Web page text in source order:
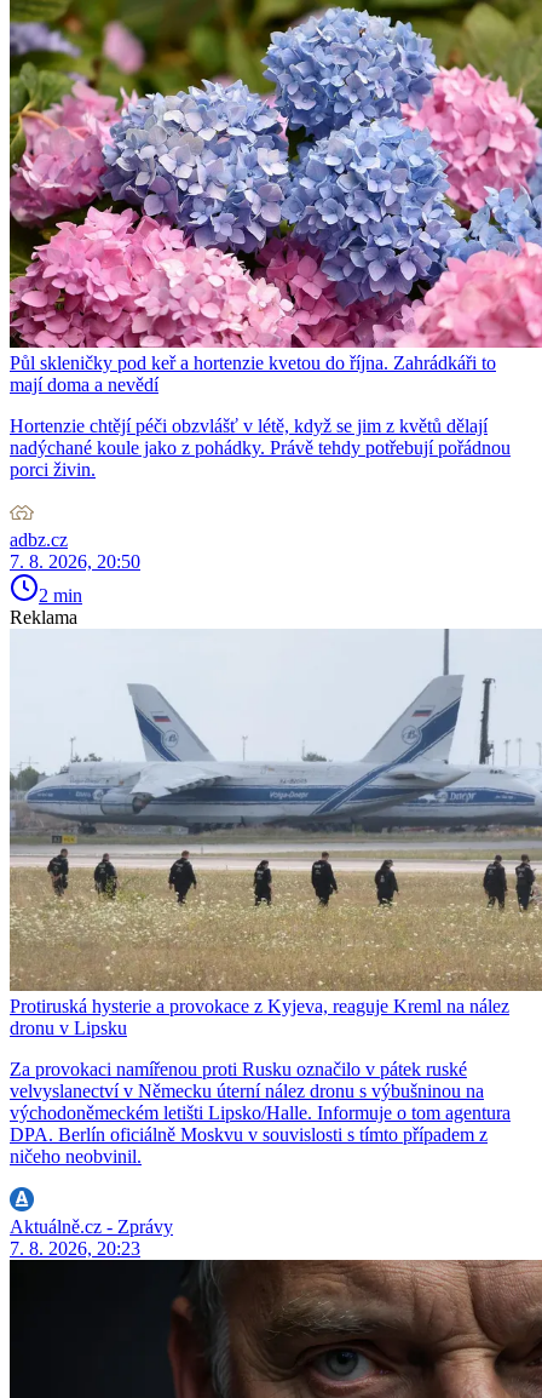
Půl skleničky pod keř a hortenzie kvetou do října. Zahrádkáři to
mají doma a nevědí
Hortenzie chtějí péči obzvlášť v létě, když se jim z květů dělají
nadýchané koule jako z pohádky. Právě tehdy potřebují pořádnou
porci živin.
adbz.cz
7. 8. 2026, 20:50
2 min
Reklama
Protiruská hysterie a provokace z Kyjeva, reaguje Kreml na nález
dronu v Lipsku
Za provokaci namířenou proti Rusku označilo v pátek ruské
velvyslanectví v Německu úterní nález dronu s výbušninou na
východoněmeckém letišti Lipsko/Halle. Informuje o tom agentura
DPA. Berlín oficiálně Moskvu v souvislosti s tímto případem z
ničeho neobvinil.
Aktuálně.cz - Zprávy
7. 8. 2026, 20:23